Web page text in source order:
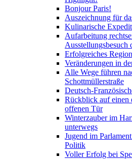
Bonjour Paris!
Auszeichnung für
Kulinarische
Aufarbeitung
Ausstellungsbesuch
Erfolgreiches
Veränderungen in
Alle Wege führen
Schottmüllerstraße
Deutsch-
Rückblick auf einen
offenen Tür
Winterzauber im
unterwegs
Jugend im
Politik
Voller Erfolg bei